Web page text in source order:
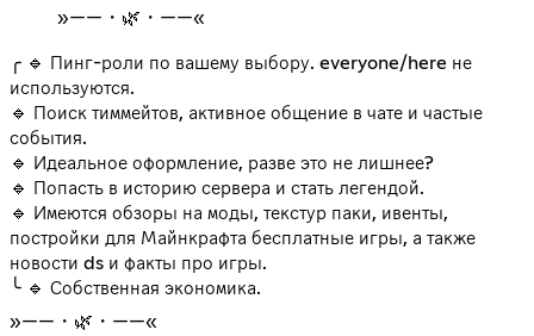
»——・🌿・——«
╭ 🔹 Пинг-роли по вашему выбору. everyone/here не
используются.
🔹 Поиск тиммейтов, активное общение в чате и частые
события.
🔹 Идеальное оформление, разве это не лишнее?
🔹 Попасть в историю сервера и стать легендой.
🔹 Имеются обзоры на моды, текстур паки, ивенты,
постройки для Майнкрафта бесплатные игры, а также
новости ds и факты про игры.
╰ 🔹 Собственная экономика.
»——・🌿・——«